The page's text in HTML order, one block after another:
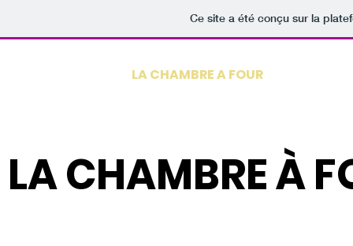
Ce site a été conçu sur la
LA CHAMBRE A FOUR
LA CHAMBRE À